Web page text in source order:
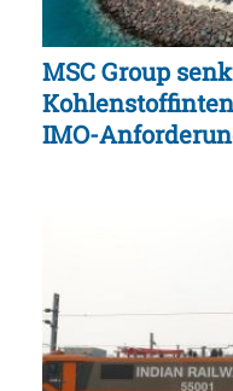
MSC Group
IMO-